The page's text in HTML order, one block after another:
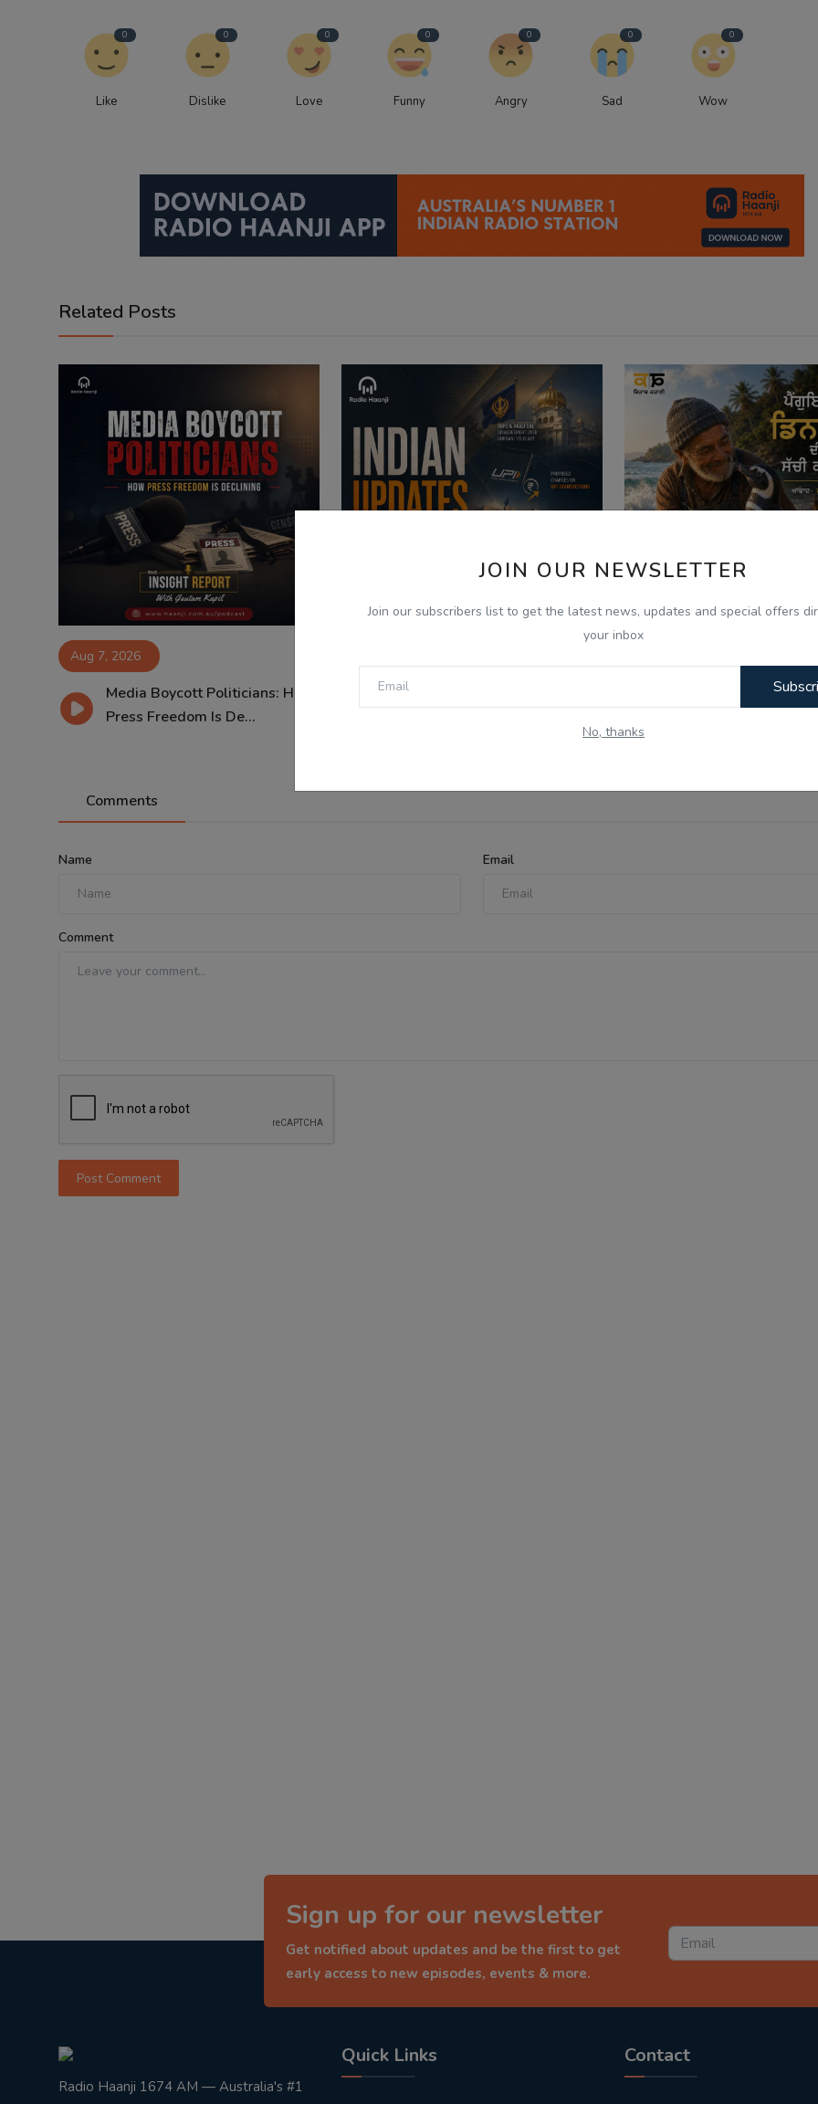
JOIN OUR NEWSLETTER
Join our subscribers list to get the latest news, updates and special offers
your inbox
No, thanks
0
Like
0
Dislike
0
Love
0
Funny
0
Angry
0
Sad
0
Wow
Related Posts
Aug 7, 2026
Media Boycott Politicians: How
Press Freedom Is De...
07 Aug - Indian Updates -
ਪੈਂਗੁਇਨ ਡਿਨਡਿਮ ਦੀ ਸੱਚੀ
Comments
Name Email
Comment
Post Comment
Sign up for our newsletter
Get notified about updates and be the first to get
early access to new episodes, events & more.
Radio Haanji 1674 AM — Australia's #1
Quick Links Contact